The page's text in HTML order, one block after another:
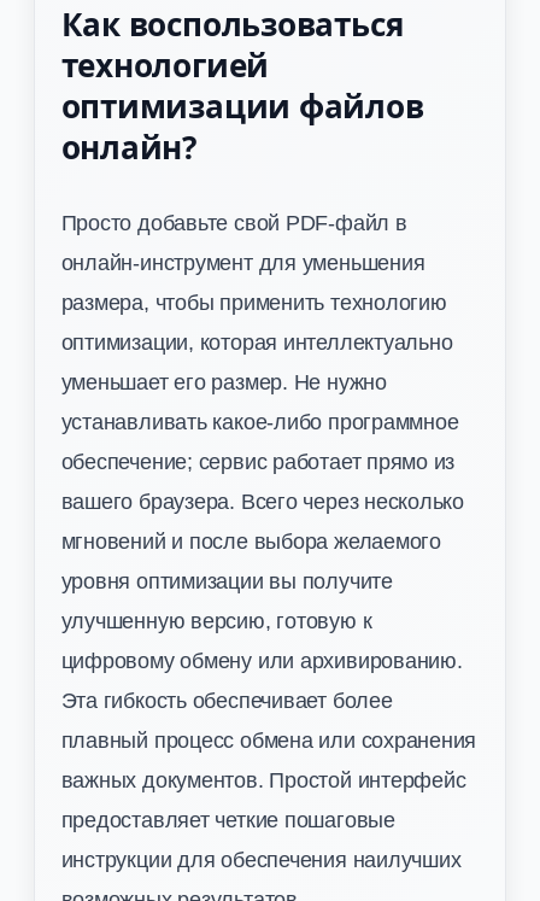
Как воспользоваться
технологией
оптимизации файлов
онлайн?
Просто добавьте свой PDF-файл в
онлайн-инструмент для уменьшения
размера, чтобы применить технологию
оптимизации, которая интеллектуально
уменьшает его размер. Не нужно
устанавливать какое-либо программное
обеспечение; сервис работает прямо из
вашего браузера. Всего через несколько
мгновений и после выбора желаемого
уровня оптимизации вы получите
улучшенную версию, готовую к
цифровому обмену или архивированию.
Эта гибкость обеспечивает более
плавный процесс обмена или сохранения
важных документов. Простой интерфейс
предоставляет четкие пошаговые
инструкции для обеспечения наилучших